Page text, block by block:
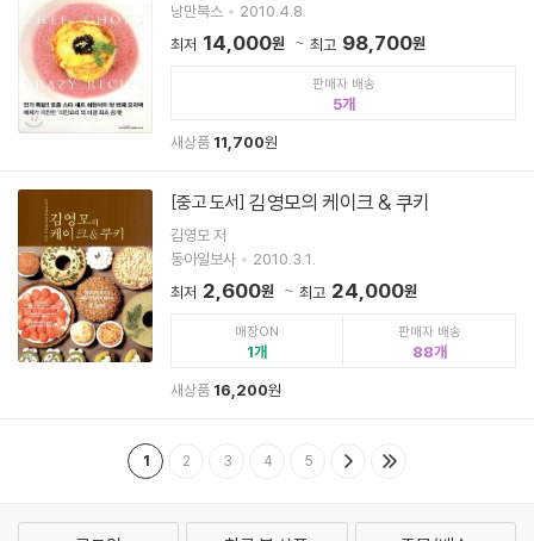
낭만북스
2010.4.8.
최저 14,000원 최고 98,700원
판매자 배송
5
새상품 11,700원
[중고 도서] 김영모의 케이크 & 쿠키
김영모 저
동아일보사
2010.3.1.
최저 2,600원 최고 24,000원
매장ON
1
판매자 배송
88
새상품 16,200원
1 2 3 4 5